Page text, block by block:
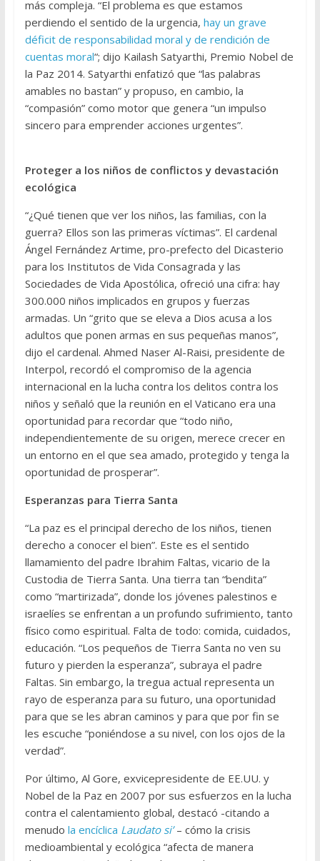
más compleja. “El problema es que estamos
perdiendo el sentido de la urgencia, hay un grave
déficit de responsabilidad moral y de rendición de
cuentas moral“; dijo Kailash Satyarthi, Premio Nobel de
la Paz 2014. Satyarthi enfatizó que “las palabras
amables no bastan” y propuso, en cambio, la
“compasión” como motor que genera “un impulso
sincero para emprender acciones urgentes”.
Proteger a los niños de conflictos y devastación
ecológica
“¿Qué tienen que ver los niños, las familias, con la
guerra? Ellos son las primeras víctimas”. El cardenal
Ángel Fernández Artime, pro-prefecto del Dicasterio
para los Institutos de Vida Consagrada y las
Sociedades de Vida Apostólica, ofreció una cifra: hay
300.000 niños implicados en grupos y fuerzas
armadas. Un “grito que se eleva a Dios acusa a los
adultos que ponen armas en sus pequeñas manos”,
dijo el cardenal. Ahmed Naser Al-Raisi, presidente de
Interpol, recordó el compromiso de la agencia
internacional en la lucha contra los delitos contra los
niños y señaló que la reunión en el Vaticano era una
oportunidad para recordar que “todo niño,
independientemente de su origen, merece crecer en
un entorno en el que sea amado, protegido y tenga la
oportunidad de prosperar”.
Esperanzas para Tierra Santa
“La paz es el principal derecho de los niños, tienen
derecho a conocer el bien”. Este es el sentido
llamamiento del padre Ibrahim Faltas, vicario de la
Custodia de Tierra Santa. Una tierra tan “bendita”
como “martirizada”, donde los jóvenes palestinos e
israelíes se enfrentan a un profundo sufrimiento, tanto
físico como espiritual. Falta de todo: comida, cuidados,
educación. “Los pequeños de Tierra Santa no ven su
futuro y pierden la esperanza”, subraya el padre
Faltas. Sin embargo, la tregua actual representa un
rayo de esperanza para su futuro, una oportunidad
para que se les abran caminos y para que por fin se
les escuche “poniéndose a su nivel, con los ojos de la
verdad”.
Por último, Al Gore, exvicepresidente de EE.UU. y
Nobel de la Paz en 2007 por sus esfuerzos en la lucha
contra el calentamiento global, destacó -citando a
menudo la encíclica Laudato si’– cómo la crisis
medioambiental y ecológica “afecta de manera